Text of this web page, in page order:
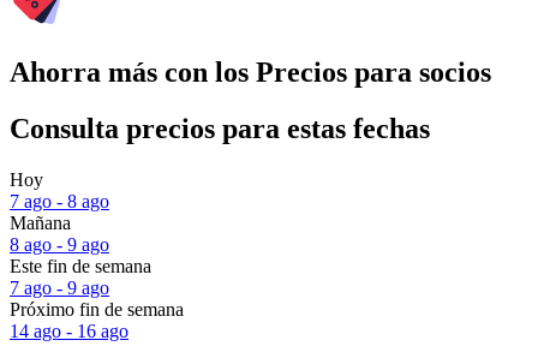
Ahorra más con los Precios para socios
Consulta precios para estas fechas
Hoy
7 ago - 8 ago
Mañana
8 ago - 9 ago
Este fin de semana
7 ago - 9 ago
Próximo fin de semana
14 ago - 16 ago